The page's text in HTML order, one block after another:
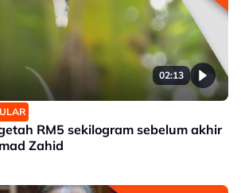
02:13
RM5 sekilogram sebelum akhir
Zahid